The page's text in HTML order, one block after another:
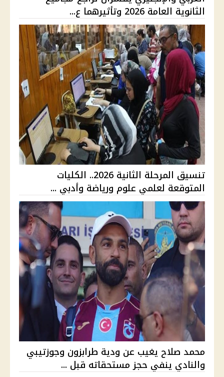
الثانوية العامة 2026 وتأثيرهما ع...
تنسيق المرحلة الثانية 2026.. الكليات
المتوقعة لعلمي علوم ورياضة وأدبي ...
محمد صلاح يغيب عن ودية طرابزون وجوزتيبي
والنادي ينفي حجز مستحقاته قبل ...